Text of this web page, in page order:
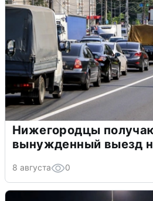
Нижегородцы
вынужденный выезд
8 августа 0